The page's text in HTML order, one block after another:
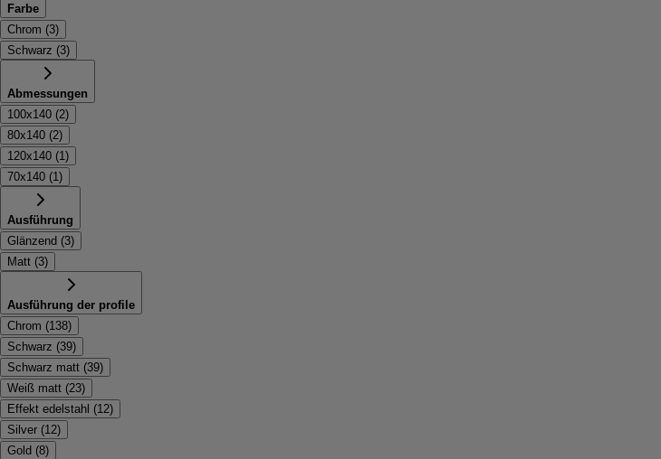
Farbe
Chrom (3)
Schwarz (3)
Abmessungen
100x140 (2)
80x140 (2)
120x140 (1)
70x140 (1)
Ausführung
Glänzend (3)
Matt (3)
Ausführung der profile
Chrom (138)
Schwarz (39)
Schwarz matt (39)
Weiß matt (23)
Effekt edelstahl (12)
Silver (12)
Gold (8)